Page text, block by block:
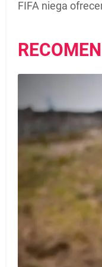
FIFA niega